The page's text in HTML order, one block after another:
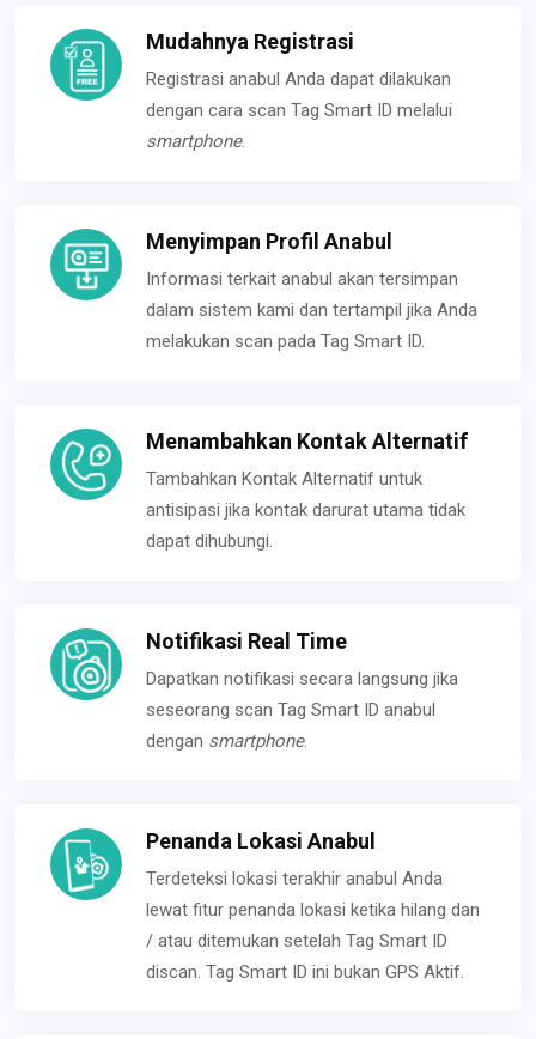
Mudahnya Registrasi
Registrasi anabul Anda dapat dilakukan
dengan cara scan Tag Smart ID melalui
smartphone.
Menyimpan Profil Anabul
Informasi terkait anabul akan tersimpan
dalam sistem kami dan tertampil jika Anda
melakukan scan pada Tag Smart ID.
Menambahkan Kontak Alternatif
Tambahkan Kontak Alternatif untuk
antisipasi jika kontak darurat utama tidak
dapat dihubungi.
Notifikasi Real Time
Dapatkan notifikasi secara langsung jika
seseorang scan Tag Smart ID anabul
dengan smartphone.
Penanda Lokasi Anabul
Terdeteksi lokasi terakhir anabul Anda
lewat fitur penanda lokasi ketika hilang dan
/ atau ditemukan setelah Tag Smart ID
discan. Tag Smart ID ini bukan GPS Aktif.